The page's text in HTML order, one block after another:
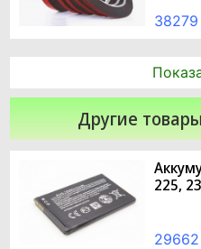
38279
Другие
225,
29662